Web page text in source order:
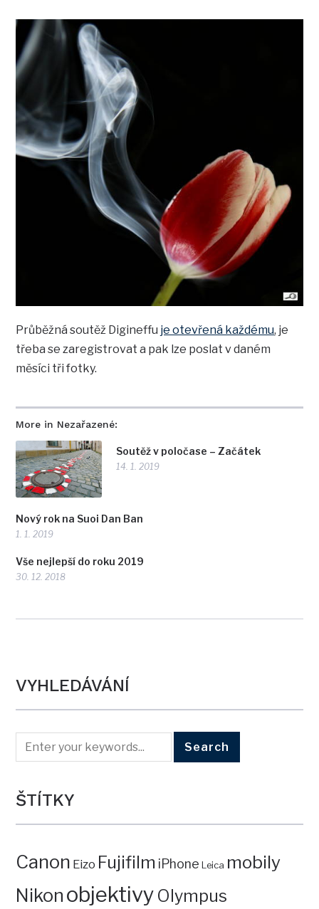
More in Nezařazené:
Soutěž v poločase – Začátek
14. 1. 2019
Nový rok na Suoi Dan Ban
1. 1. 2019
Vše nejlepší do roku 2019
30. 12. 2018
Průběžná soutěž Digineffu je otevřená každému, je
třeba se zaregistrovat a pak lze poslat v daném
měsíci tři fotky.
VYHLEDÁVÁNÍ
ŠTÍTKY
Canon Eizo Fujifilm iPhone Leica mobily
Nikon objektivy Olympus